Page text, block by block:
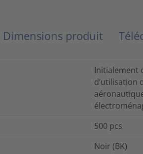
Dimensions produit
Initialement
d’utilisation
500 pcs
Noir (BK)